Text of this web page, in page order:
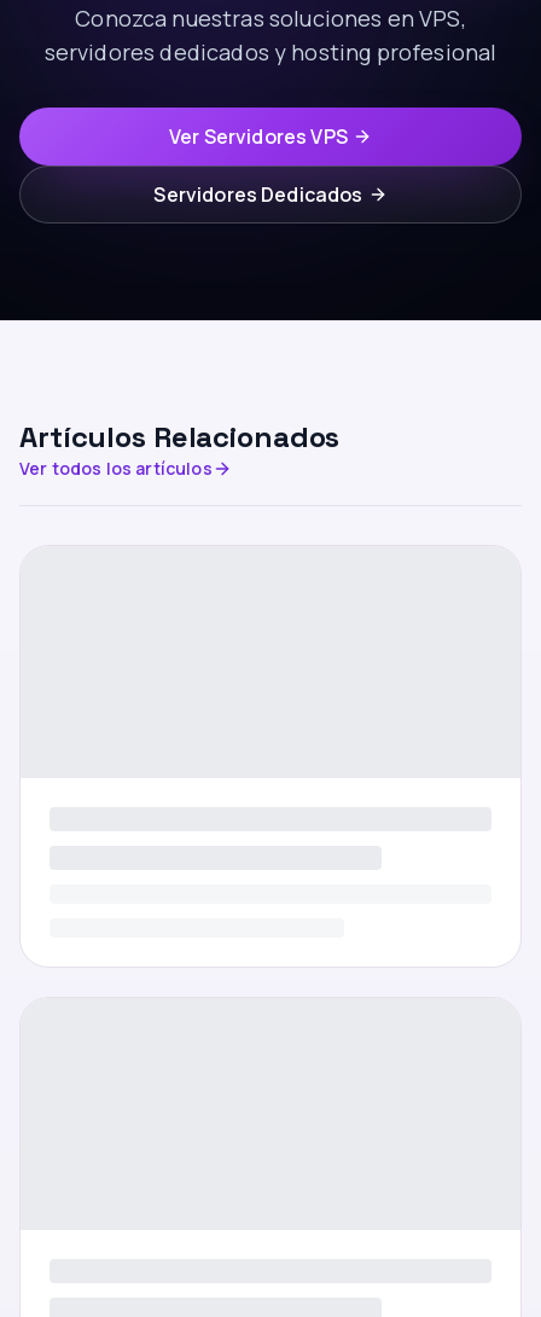
Conozca nuestras soluciones en VPS,
servidores dedicados y hosting profesional
Ver Servidores VPS
Servidores Dedicados
Artículos Relacionados
Ver todos los artículos